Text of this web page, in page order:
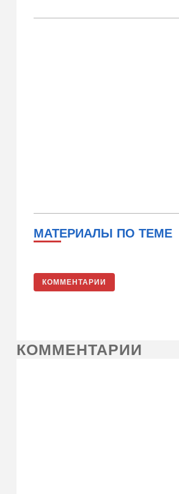
МАТЕРИАЛЫ ПО ТЕМЕ
КОММЕНТАРИИ
КОММЕНТАРИИ